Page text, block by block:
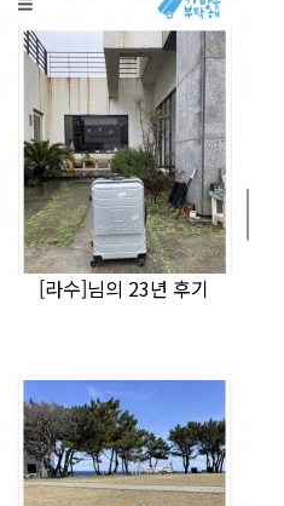
[라수]님의 23년 후기